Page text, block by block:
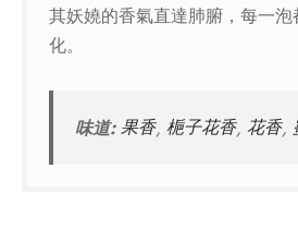
其妖嬈的香氣直達肺腑，每一泡
化。
味道: 果香, 梔子花香, 花香,